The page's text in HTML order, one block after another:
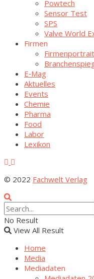
Pow­tech
Sen­sor Test
SPS
Val­ve World
Fir­men
E‑Mag
Aktu­el­les
Events
Che­mie
Phar­ma
Food
Labor
Lexi­kon
© 2022 Fachwelt Verlag
No Result
View All Result
Home
Media
Media­da­ten